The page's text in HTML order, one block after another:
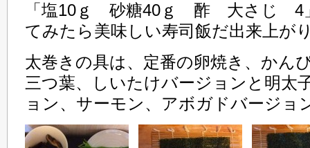
「塩10ｇ 砂糖40ｇ 酢 大さじ 4
てみたら美味しい寿司飯だ出来上が
太巻きの具は、定番の卵焼き、かん
三つ葉、しいたけバージョンと明太
ョン、サーモン、アボガドバージョ